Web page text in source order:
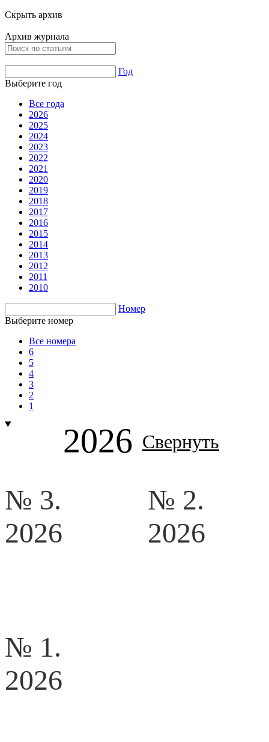
Скрыть архив
Архив журнала
Год
Выберите год
Все года
2026
2025
2024
2023
2022
2021
2020
2019
2018
2017
2016
2015
2014
2013
2012
2011
2010
Номер
Выберите номер
Все номера
6
5
4
3
2
1
2026 Свернуть
№ 3.
2026
№ 2.
2026
№ 1.
2026